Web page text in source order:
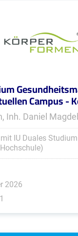
Campus -
Inh. Daniel
IU Duales Studium
2026